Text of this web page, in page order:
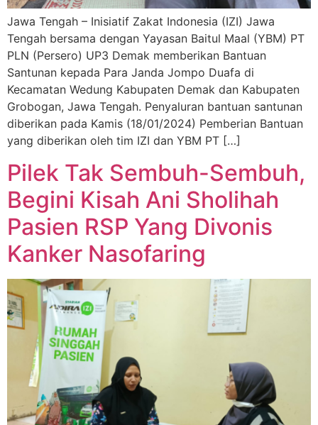
Jawa Tengah – Inisiatif Zakat Indonesia (IZI) Jawa
Tengah bersama dengan Yayasan Baitul Maal (YBM) PT
PLN (Persero) UP3 Demak memberikan Bantuan
Santunan kepada Para Janda Jompo Duafa di
Kecamatan Wedung Kabupaten Demak dan Kabupaten
Grobogan, Jawa Tengah. Penyaluran bantuan santunan
diberikan pada Kamis (18/01/2024) Pemberian Bantuan
yang diberikan oleh tim IZI dan YBM PT […]
Pilek Tak Sembuh-Sembuh,
Begini Kisah Ani Sholihah
Pasien RSP Yang Divonis
Kanker Nasofaring